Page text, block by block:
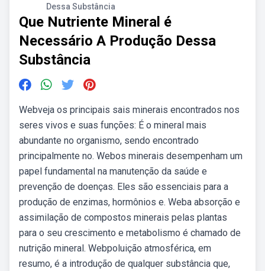
Dessa Substância
Que Nutriente Mineral é
Necessário A Produção Dessa
Substância
Webveja os principais sais minerais encontrados nos
seres vivos e suas funções: É o mineral mais
abundante no organismo, sendo encontrado
principalmente no. Webos minerais desempenham um
papel fundamental na manutenção da saúde e
prevenção de doenças. Eles são essenciais para a
produção de enzimas, hormônios e. Weba absorção e
assimilação de compostos minerais pelas plantas
para o seu crescimento e metabolismo é chamado de
nutrição mineral. Webpoluição atmosférica, em
resumo, é a introdução de qualquer substância que,